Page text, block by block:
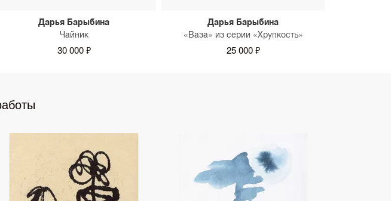
Дарья Барыбина
Чайник
30 000 ₽
Дарья Барыбина
«Ваза» из серии «Хрупкость»
25 000 ₽